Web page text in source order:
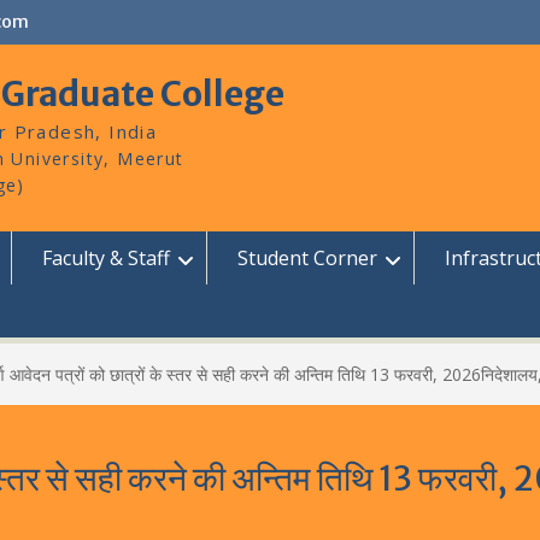
College
Pradesh, India
Faculty & Staff Student Corner
आवेदन पत्रों को छात्रों के स्तर से सही करने की अन्तिम तिथि 13 फरवरी,
से सही करने की अन्तिम तिथि 13 फरवरी,